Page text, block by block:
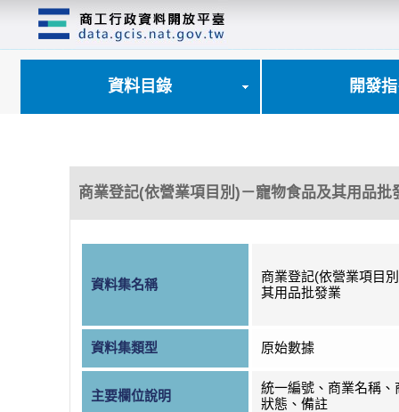
資料目錄 開發
商業登記(依營業項目別)－寵物食品及其用品批
資料集名稱
商業登記(依營業項目
其用品批發業
資料集類型 原始數據
主要欄位說明
統一編號、商業名稱、
狀態、備註